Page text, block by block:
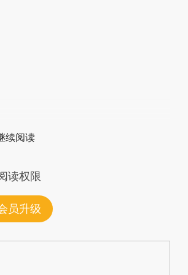
续阅读
读权限
员升级